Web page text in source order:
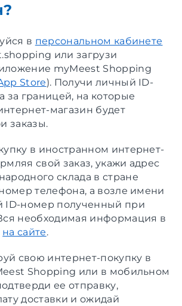
в персональном кабинете
или загрузи
myMeest Shopping
Store). Получи личный ID-
за границей, на которые
магазин будет
заказы.
в иностранном интернет-
свой заказ, укажи адрес
склада в стране
телефона, а возле имени
ID-номер полученный при
необходимая информация в
на сайте.
свою интернет-покупку в
Shopping или в мобильном
ее отправку,
доставки и ожидай